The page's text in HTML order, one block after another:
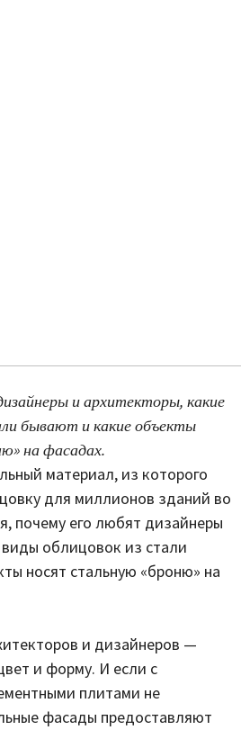
и архитекторы, какие
бывают и какие объекты
на фасадах.
материал, из которого
для миллионов зданий во
почему его любят дизайнеры
облицовок из стали
носят стальную «броню» на
и дизайнеров —
и форму. И если с
плитами не
фасады предоставляют